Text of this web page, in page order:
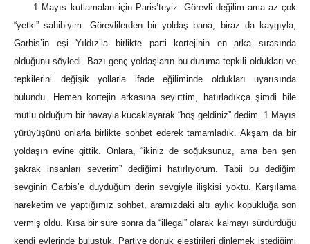
1 Mayıs kutlamaları için Paris’teyiz. Görevli değilim ama az çok
“yetki” sahibiyim. Görevlilerden bir yoldaş bana, biraz da kaygıyla,
Garbis’in eşi Yıldız’la birlikte parti kortejinin en arka sırasında
olduğunu söyledi. Bazı genç yoldaşların bu duruma tepkili oldukları ve
tepkilerini değişik yollarla ifade eğiliminde oldukları uyarısında
bulundu. Hemen kortejin arkasına seyirttim, hatırladıkça şimdi bile
mutlu olduğum bir havayla kucaklayarak “hoş geldiniz” dedim. 1 Mayıs
yürüyüşünü onlarla birlikte sohbet ederek tamamladık. Akşam da bir
yoldaşın evine gittik. Onlara, “ikiniz de soğuksunuz, ama ben şen
şakrak insanları severim” dediğimi hatırlıyorum. Tabii bu dediğim
sevginin Garbis’e duyduğum derin sevgiyle ilişkisi yoktu. Karşılama
hareketim ve yaptığımız sohbet, aramızdaki altı aylık kopukluğa son
vermiş oldu. Kısa bir süre sonra da “illegal” olarak kalmayı sürdürdüğü
kendi evlerinde buluştuk. Partiye dönük eleştirileri dinlemek istediğimi